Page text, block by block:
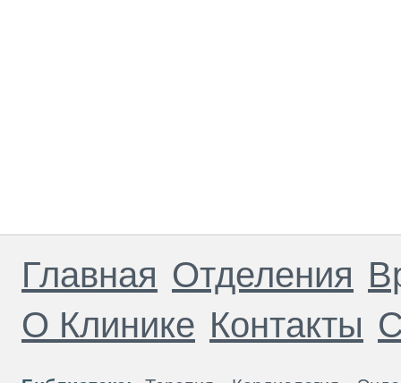
Главная Отделения
О Клинике Контакты